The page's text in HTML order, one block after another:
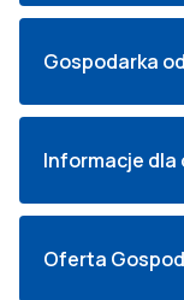
Gospodarka
Informacje dla
Oferta